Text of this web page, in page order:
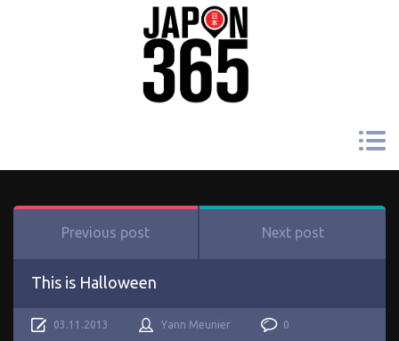
Previous post Next post
This is Halloween
03.11.2013 Yann Meunier 0